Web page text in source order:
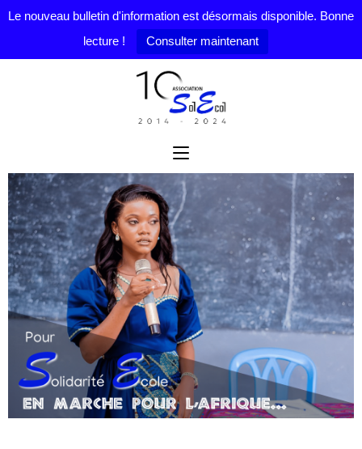
Le nouveau bulletin d'information est désormais disponible. Bonne
lecture !
Consulter maintenant